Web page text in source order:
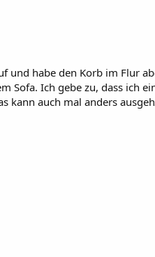
und habe den Korb im Flur
Sofa. Ich gebe zu, dass ich
kann auch mal anders